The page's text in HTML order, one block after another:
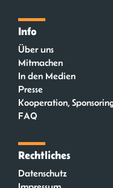
Info
Über uns
Mitmachen
In den Medien
Presse
Kooperation,
FAQ
Rechtliches
Datenschutz